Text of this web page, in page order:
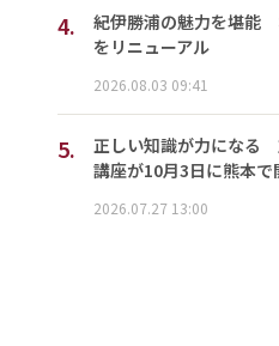
4.
紀伊勝浦の魅力を堪能
をリニューアル
2026.08.03 09:41
5.
正しい知識が力になる
講座が10月3日に熊本で
2026.07.27 13:00